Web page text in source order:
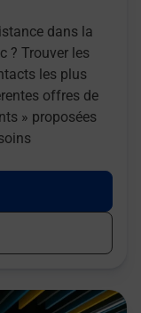
dans la
? Trouver les
les plus
offres de
» proposées